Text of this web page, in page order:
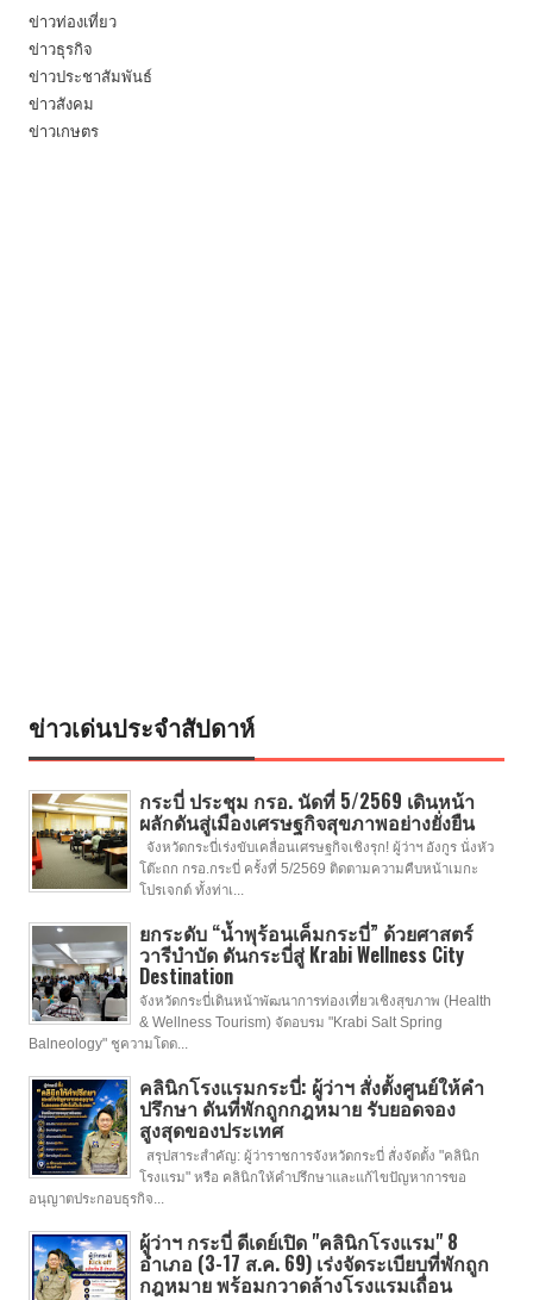
ข่าวท่องเที่ยว
ข่าวธุรกิจ
ข่าวประชาสัมพันธ์
ข่าวสังคม
ข่าวเกษตร
ข่าวเด่นประจำสัปดาห์
กระบี่ ประชุม กรอ. นัดที่ 5/2569 เดินหน้า
ผลักดันสู่เมืองเศรษฐกิจสุขภาพอย่างยั่งยืน
จังหวัดกระบี่เร่งขับเคลื่อนเศรษฐกิจเชิงรุก! ผู้ว่าฯ อังกูร นั่งหัว
โต๊ะถก กรอ.กระบี่ ครั้งที่ 5/2569 ติดตามความคืบหน้าเมกะ
โปรเจกต์ ทั้งท่าเ...
ยกระดับ “น้ำพุร้อนเค็มกระบี่” ด้วยศาสตร์
วารีบำบัด ดันกระบี่สู่ Krabi Wellness City
Destination
จังหวัดกระบี่เดินหน้าพัฒนาการท่องเที่ยวเชิงสุขภาพ (Health
& Wellness Tourism) จัดอบรม "Krabi Salt Spring
Balneology" ชูความโดด...
คลินิกโรงแรมกระบี่: ผู้ว่าฯ สั่งตั้งศูนย์ให้คำ
ปรึกษา ดันที่พักถูกกฎหมาย รับยอดจอง
สูงสุดของประเทศ
สรุปสาระสำคัญ: ผู้ว่าราชการจังหวัดกระบี่ สั่งจัดตั้ง "คลินิก
โรงแรม" หรือ คลินิกให้คำปรึกษาและแก้ไขปัญหาการขอ
อนุญาตประกอบธุรกิจ...
ผู้ว่าฯ กระบี่ ดีเดย์เปิด "คลินิกโรงแรม" 8
อำเภอ (3-17 ส.ค. 69) เร่งจัดระเบียบที่พักถูก
กฎหมาย พร้อมกวาดล้างโรงแรมเถื่อน